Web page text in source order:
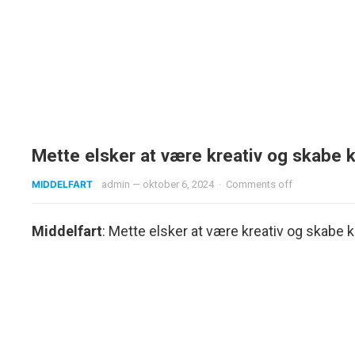
Mette elsker at være kreativ og skabe
MIDDELFART admin — oktober 6, 2024 · Comments off
Middelfart: Mette elsker at være kreativ og skabe